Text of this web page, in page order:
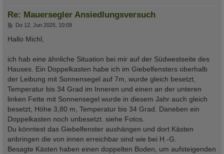
Re: Mauersegler Ansiedlungsversuch
B
i
a
g
Do 12. Jun 2025, 10:09
Hallo Michl,
ich hab eine ähnliche Situation bei mir auf der Südwestseite des
Hauses. Ein Doppelkasten habe ich im Giebelfensters oberhalb
der Leibung mit Sonnensegel auf 7m, wurde gleich besetzt,
Temperatur bis 34 Grad im Inneren und einen an der unteren
linken Fette mit Sonnensegel wurde in diesem Jahr auch gleich
besetzt, Höhe 3,80 m, Temperatur bis 34 Grad. Daneben ein
Doppelkasten noch unbesetzt. siehe Fotos.
Du könntest das Giebelfenster aushängen und dort Kästen
anbringen die von innen erreichbar sind wie bei H.-G.
Besagte Kästen haben einen doppelten Boden, um aufsteigenden